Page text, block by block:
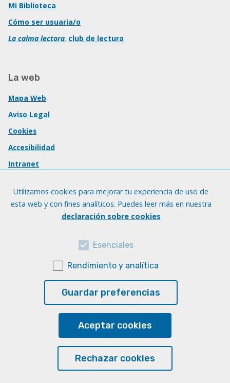
Mi Biblioteca
Cómo ser usuaria/o
La calma lectora, club de lectura
La web
Mapa Web
Aviso Legal
Cookies
Accesibilidad
Intranet
Utilizamos cookies para mejorar tu experiencia de uso de
esta web y con fines analíticos. Puedes leer más en nuestra
declaración sobre cookies
Esenciales
Rendimiento y analítica
Guardar preferencias
Aceptar cookies
Rechazar cookies